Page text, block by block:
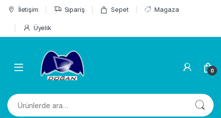
Skip to navigation
Skip to content
İletişim Sipariş Sepet Magaza
Üyelik
0
Ara: